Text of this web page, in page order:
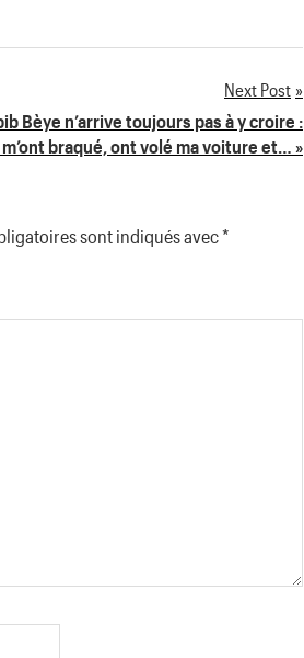
Next Post
Bèye n’arrive toujours pas à y croire :
m’ont braqué, ont volé ma voiture et… »
sont indiqués avec*